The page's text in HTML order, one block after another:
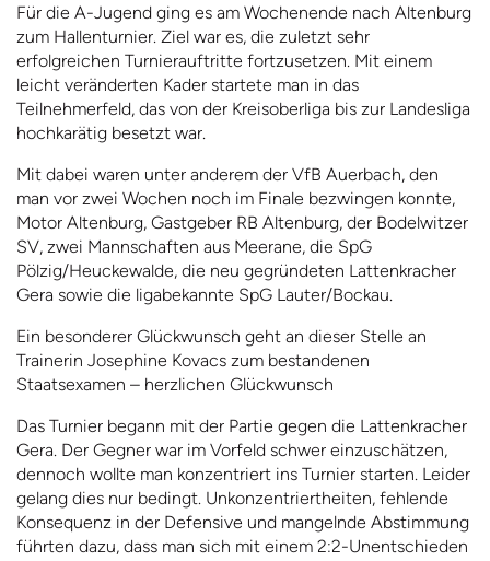
Für die A-Jugend ging es am Wochenende nach Altenburg
zum Hallenturnier. Ziel war es, die zuletzt sehr
erfolgreichen Turnierauftritte fortzusetzen. Mit einem
leicht veränderten Kader startete man in das
Teilnehmerfeld, das von der Kreisoberliga bis zur Landesliga
hochkarätig besetzt war.
Mit dabei waren unter anderem der VfB Auerbach, den
man vor zwei Wochen noch im Finale bezwingen konnte,
Motor Altenburg, Gastgeber RB Altenburg, der Bodelwitzer
SV, zwei Mannschaften aus Meerane, die SpG
Pölzig/Heuckewalde, die neu gegründeten Lattenkracher
Gera sowie die liga­bekannte SpG Lauter/Bockau.
Ein besonderer Glückwunsch geht an dieser Stelle an
Trainerin Josephine Kovacs zum bestandenen
Staatsexamen – herzlichen Glückwunsch
Das Turnier begann mit der Partie gegen die Lattenkracher
Gera. Der Gegner war im Vorfeld schwer einzuschätzen,
dennoch wollte man konzentriert ins Turnier starten. Leider
gelang dies nur bedingt. Unkonzentriertheiten, fehlende
Konsequenz in der Defensive und mangelnde Abstimmung
führten dazu, dass man sich mit einem 2:2-Unentschieden